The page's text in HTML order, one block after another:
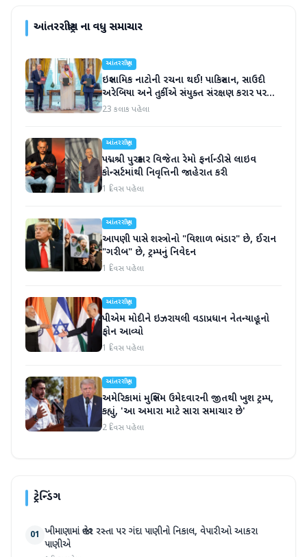
આંતરરાષ્ટ્રીયના વધુ સમાચાર
આંતરરાષ્ટ્રીય
ઇસ્લામિક નાટોની રચના થઈ! પાકિસ્તાન, સાઉદી
અરેબિયા અને તુર્કીએ સંયુક્ત સંરક્ષણ કરાર પર
હસ્તાક્ષર
23 કલાક પહેલા
આંતરરાષ્ટ્રીય
પદ્મશ્રી પુરસ્કાર વિજેતા રેમો ફર્નાન્ડીસે લાઇવ
કોન્સર્ટમાંથી નિવૃત્તિની જાહેરાત કરી
1 દિવસ પહેલા
આંતરરાષ્ટ્રીય
આપણી પાસે શસ્ત્રોનો "વિશાળ ભંડાર" છે, ઈરાન
"ગરીબ" છે, ટ્રમ્પનું નિવેદન
1 દિવસ પહેલા
આંતરરાષ્ટ્રીય
પીએમ મોદીને ઇઝરાયલી વડાપ્રધાન નેતન્યાહૂનો
ફોન આવ્યો
1 દિવસ પહેલા
આંતરરાષ્ટ્રીય
અમેરિકામાં મુસ્લિમ ઉમેદવારની જીતથી ખુશ ટ્રમ્પ,
કહ્યું, 'આ અમારા માટે સારા સમાચાર છે'
2 દિવસ પહેલા
ટ્રેન્ડિંગ
01 ખીમાણામાં જાહેર રસ્તા પર ગંદા પાણીનો નિકાલ, વેપારીઓ આકરા
પાણીએ